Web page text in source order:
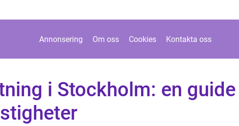
Annonsering Om oss Cookies Kontakta oss
i Stockholm: en guide